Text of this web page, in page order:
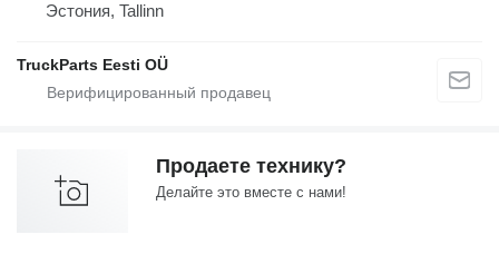
Эстония, Tallinn
TruckParts Eesti OÜ
Продаете технику?
Делайте это вместе с нами!